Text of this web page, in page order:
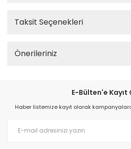
Taksit Seçenekleri
Önerileriniz
E-Bülten'e Kayıt
Haber listemize kayıt olarak